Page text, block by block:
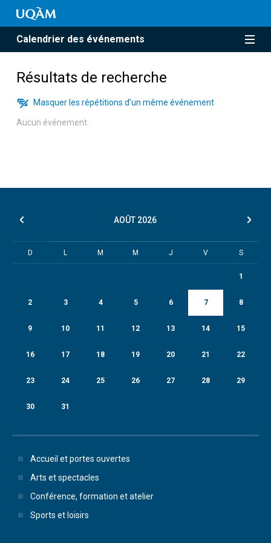
Calendrier des événements
Résultats de recherche
Masquer les répétitions d’un même événement
Aucun événement.
AOÛT 2026
D L M M J V S
1
2 3 4 5 6 7 8
9 10 11 12 13 14 15
16 17 18 19 20 21 22
23 24 25 26 27 28 29
30 31
Accueil et portes ouvertes
Arts et spectacles
Conférence, formation et atelier
Sports et loisirs